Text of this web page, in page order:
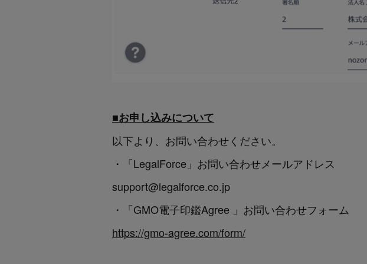
■お申し込みについて
以下より、お問い合わせください。
・「LegalForce」お問い合わせメールアドレス
support@legalforce.co.jp
・「GMO電子印鑑Agree 」お問い合わせフォーム
https://gmo-agree.com/form/